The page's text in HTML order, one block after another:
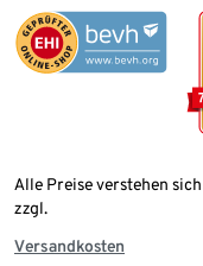
Alle Preise verstehen
zzgl.
Versandkosten